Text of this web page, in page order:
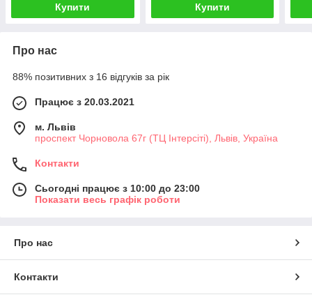
Купити Купити
Про нас
88% позитивних з 16 відгуків за рік
Працює з 20.03.2021
м. Львів
проспект Чорновола 67г (ТЦ Інтерсіті), Львів, Україна
Контакти
Сьогодні працює з 10:00 до 23:00
Показати весь графік роботи
Про нас
Контакти